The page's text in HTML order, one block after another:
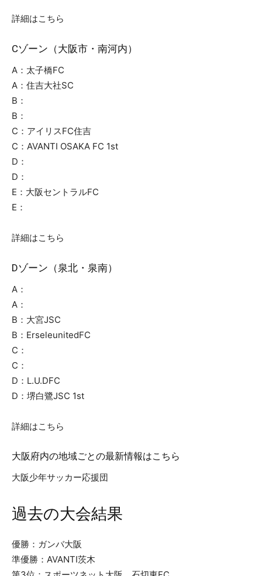
詳細はこちら
Cゾーン（大阪市・南河内）
A：太子橋FC
A：住吉大社SC
B：
B：
C：アイリスFC住吉
C：AVANTI OSAKA FC 1st
D：
D：
E：大阪セントラルFC
E：
詳細はこちら
Dゾーン（泉北・泉南）
A：
A：
B：大宮JSC
B：ErseleunitedFC
C：
C：
D：L.U.DFC
D：堺白鷺JSC 1st
詳細はこちら
大阪府内の地域ごとの最新情報はこちら
大阪少年サッカー応援団
過去の大会結果
優勝：ガンバ大阪
準優勝：AVANTI茨木